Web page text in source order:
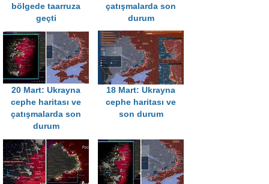
bölgede taarruza
geçti
çatışmalarda son
durum
20 Mart: Ukrayna
cephe haritası ve
çatışmalarda son
durum
18 Mart: Ukrayna
cephe haritası ve
son durum